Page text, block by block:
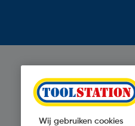
Wij gebruiken cookies